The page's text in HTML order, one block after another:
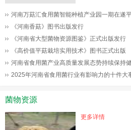
河南万菇汇食用菌智能种植产业园一期在遂
《河南香菇》图书出版发行
《河南省大型菌物资源图鉴》正式出版发行
《高价值平菇栽培实用技术》图书正式出版
河南省食用菌产业高质量发展态势持续保持
2025年河南省食用菌行业有影响力的十件大
菌物资源
更多详情